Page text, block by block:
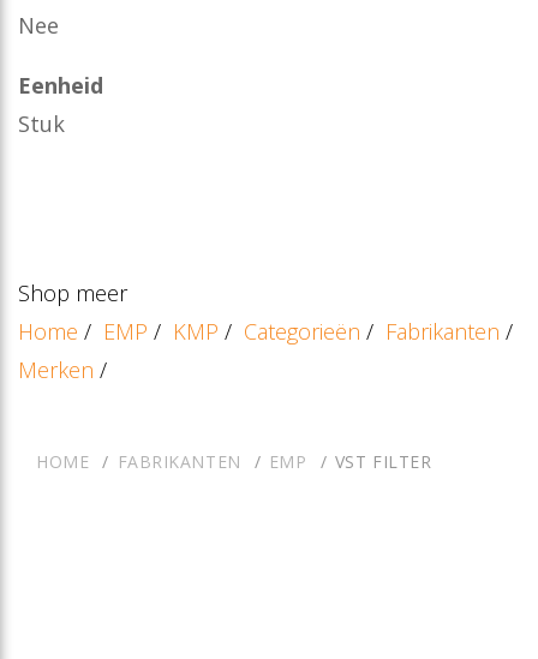
Nee
Eenheid
Stuk
Shop meer
Home / EMP / KMP / Categorieën / Fabrikanten /
Merken /
HOME FABRIKANTEN EMP VST FILTER